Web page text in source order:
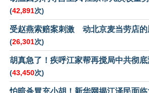
(42,891次)
受赵燕索赔案刺激 动北京麦当劳店的
(26,301次)
胡真急了！疾呼江家帮再搅局中共彻
(43,450次)
怕暗杀冒充小胡！新华网揭江泽民面